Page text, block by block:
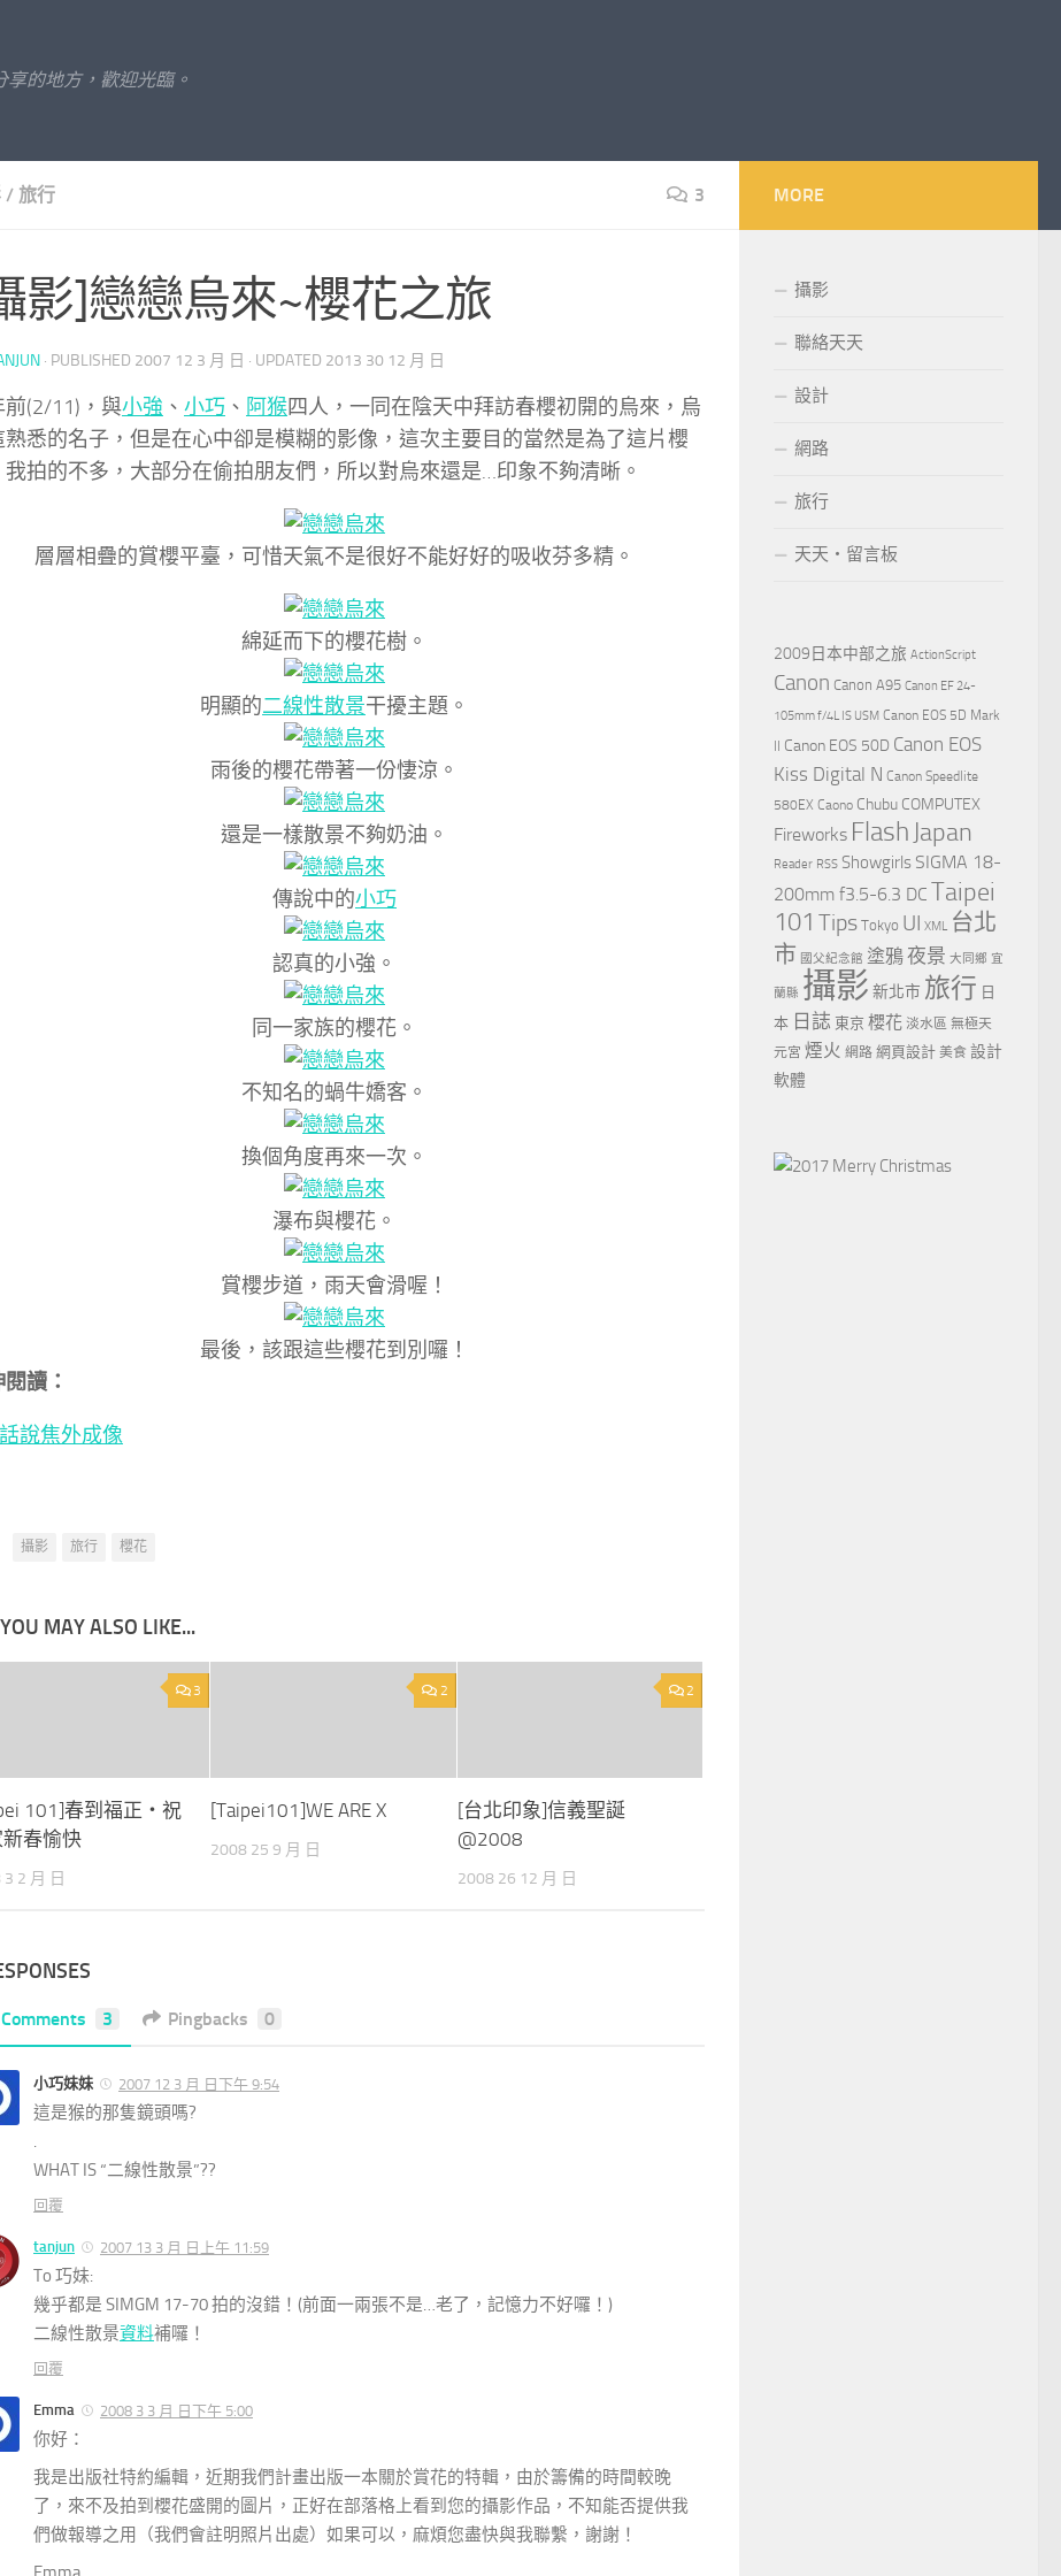
的地方，歡迎光臨。
/ 旅行 3
影]戀戀烏來~櫻花之旅
· PUBLISHED 2007 12 3 月 日 · UPDATED 2013 30 12 月 日
前(2/11)，與小強 、 小巧 、 阿猴四人，一同在陰天中拜訪春櫻初開的烏來，烏
熟悉的名子，但是在心中卻是模糊的影像，這次主要目的當然是為了這片櫻
我拍的不多，大部分在偷拍朋友們，所以對烏來還是…印象不夠清晰。
層層相疊的賞櫻平臺，可惜天氣不是很好不能好好的吸收芬多精。
綿延而下的櫻花樹。
明顯的二線性散景干擾主題。
雨後的櫻花帶著一份悽涼。
還是一樣散景不夠奶油。
傳說中的小巧
認真的小強。
同一家族的櫻花。
不知名的蝸牛嬌客。
換個角度再來一次。
瀑布與櫻花。
賞櫻步道，雨天會滑喔！
最後，該跟這些櫻花到別囉！
讀：
話說焦外成像
攝影 旅行 櫻花
YOU MAY ALSO LIKE...
3
101]春到福正‧祝
春愉快
2 月 日
2
[Taipei101]WE ARE X
2008 25 9 月 日
2
[台北印象]信義聖誕
@2008
2008 26 12 月 日
Comments 3 Pingbacks 0
小巧妹妹 2007 12 3 月 日下午 9:54
這是猴的那隻鏡頭嗎?
.
WHAT IS “二線性散景”??
回覆
tanjun 2007 13 3 月 日上午 11:59
To 巧妹:
幾乎都是 SIMGM 17-70 拍的沒錯！(前面一兩張不是…老了，記憶力不好囉！)
二線性散景資料補囉！
回覆
Emma 2008 3 3 月 日下午 5:00
你好：
我是出版社特約編輯，近期我們計畫出版一本關於賞花的特輯，由於籌備的時間較晚
了，來不及拍到櫻花盛開的圖片，正好在部落格上看到您的攝影作品，不知能否提供我
們做報導之用（我們會註明照片出處）如果可以，麻煩您盡快與我聯繫，謝謝！
MORE
攝影
聯絡天天
設計
網路
旅行
天天‧留言板
2009日本中部之旅 ActionScript
Canon Canon A95 Canon EF 24-
105mm f/4L IS USM Canon EOS 5D Mark
Canon EOS 50D Canon EOS
Kiss Digital N Canon Speedlite
580EX Caono Chubu COMPUTEX
Fireworks Flash Japan
Reader RSS Showgirls SIGMA 18-
200mm f3.5-6.3 DC Taipei
101 Tips Tokyo UI XML 台北
市 國父紀念館 塗鴉夜景 大同鄉 宜
蘭縣 攝影 新北市 旅行 日
本 日誌 東京 櫻花 淡水區 無極天
元宮 煙火 網路 網頁設計 美食 設計
軟體